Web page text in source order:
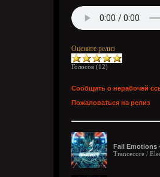
Оцените релиз
Голосов (12)
Сообщить о нерабочей
Пожаловаться на релиз
Fail Emotions
Trancecore /